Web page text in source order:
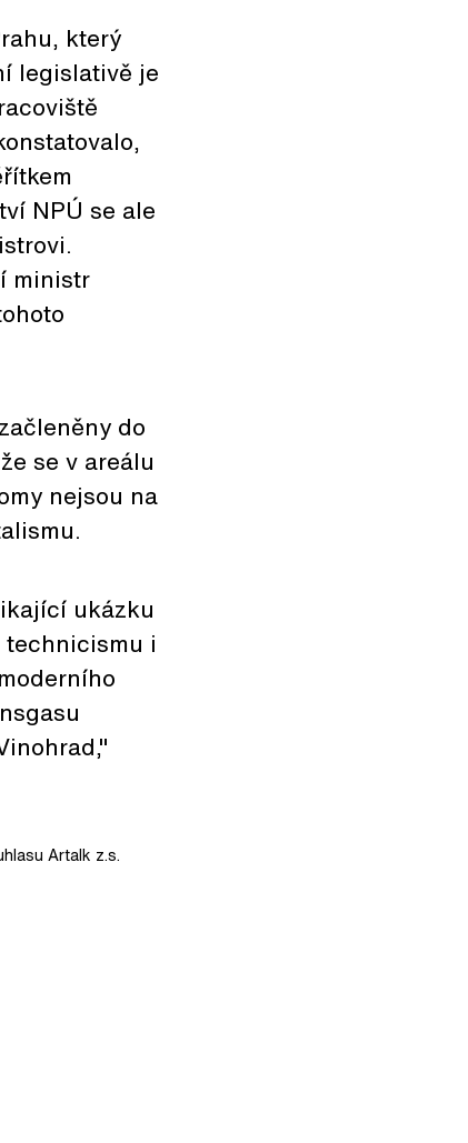
který
legislativě je
NPÚ se ale
ministr
do
se v areálu
nejsou na
ukázku
i
Artalk z.s.